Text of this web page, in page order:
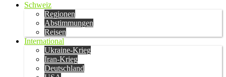
Schweiz
Regionen
Abstimmungen
Reisen
International
Ukraine-Krieg
Iran-Krieg
Deutschland